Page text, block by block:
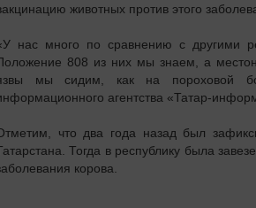
животных против этого
нас много по сравнению с другими
808 из них мы знаем, а
мы сидим, как на пороховой
агентства «Татар-
что два года назад был
Тогда в республику была
корова.